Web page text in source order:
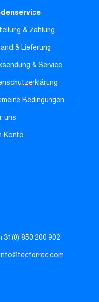
& Zahlung
& Lieferung
& Service
Bedingungen
uns
Konto
+31(0) 850 200 902
info@tecforrec.com